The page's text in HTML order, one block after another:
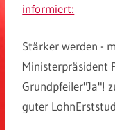
informiert:
Stärker werden -
Ministerpräsident
Grundpfeiler"Ja"!
guter